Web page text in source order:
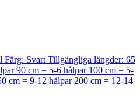
Svart Tillgängliga längder: 65
90 cm = 5-6 hålpar 100 cm = 5-
cm = 9-12 hålpar 200 cm = 12-14